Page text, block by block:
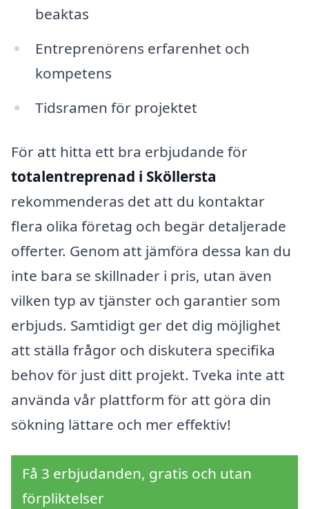
beaktas
Entreprenörens erfarenhet och
kompetens
Tidsramen för projektet
För att hitta ett bra erbjudande för
totalentreprenad i Sköllersta
rekommenderas det att du kontaktar
flera olika företag och begär detaljerade
offerter. Genom att jämföra dessa kan du
inte bara se skillnader i pris, utan även
vilken typ av tjänster och garantier som
erbjuds. Samtidigt ger det dig möjlighet
att ställa frågor och diskutera specifika
behov för just ditt projekt. Tveka inte att
använda vår plattform för att göra din
sökning lättare och mer effektiv!
Få 3 erbjudanden, gratis och utan
förpliktelser